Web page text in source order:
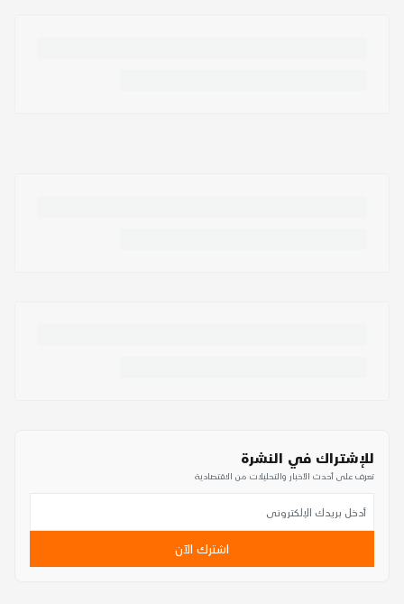
للإشتراك في النشرة
تعرف على أحدث الأخبار والتحليلات من الاقتصادية
اشترك الآن